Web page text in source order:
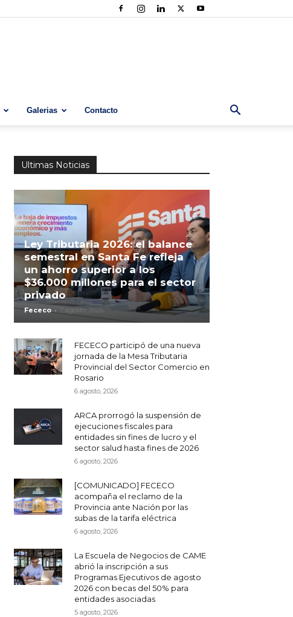
Galerias Contacto
Ultimas Noticias
Ley Tributaria 2026: el balance
semestral en Santa Fe refleja
un ahorro superior a los
$36.000 millones para el sector
privado
Fececo - 7 agosto, 2026
FECECO participó de una nueva
jornada de la Mesa Tributaria
Provincial del Sector Comercio en
Rosario
6 agosto, 2026
ARCA prorrogó la suspensión de
ejecuciones fiscales para
entidades sin fines de lucro y el
sector salud hasta fines de 2026
6 agosto, 2026
[COMUNICADO] FECECO
acompaña el reclamo de la
Provincia ante Nación por las
subas de la tarifa eléctrica
6 agosto, 2026
La Escuela de Negocios de CAME
abrió la inscripción a sus
Programas Ejecutivos de agosto
2026 con becas del 50% para
entidades asociadas
5 agosto, 2026